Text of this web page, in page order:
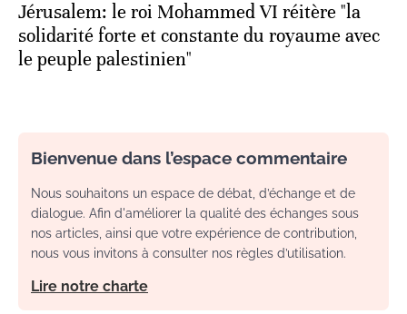
Jérusalem: le roi Mohammed VI réitère "la
solidarité forte et constante du royaume avec
le peuple palestinien"
Bienvenue dans l’espace commentaire
Nous souhaitons un espace de débat, d’échange et de
dialogue. Afin d'améliorer la qualité des échanges sous
nos articles, ainsi que votre expérience de contribution,
nous vous invitons à consulter nos règles d’utilisation.
Lire notre charte